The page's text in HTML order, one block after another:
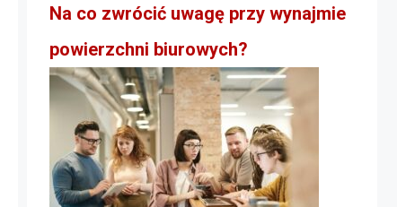
Na co zwrócić uwagę przy wynajmie
powierzchni biurowych?